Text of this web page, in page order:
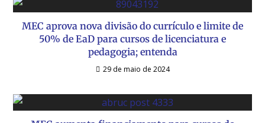
MEC aprova nova divisão do currículo e limite de
50% de EaD para cursos de licenciatura e
pedagogia; entenda
29 de maio de 2024